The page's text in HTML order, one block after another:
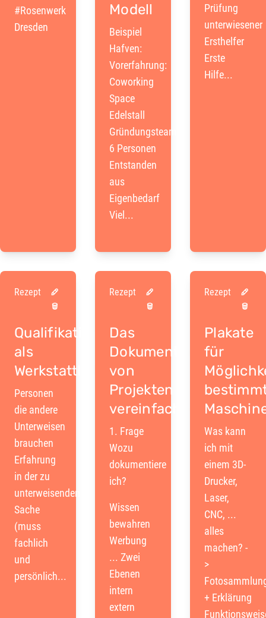
#Rosenwerk
Dresden
Modell
Beispiel
Hafven:
Vorerfahrung:
Coworking
Space
Edelstall
Gründungsteam
6 Personen
Entstanden
aus
Eigenbedarf
Viel...
Prüfung
unterwiesener
Ersthelfer
Erste
Hilfe...
Rezept
Qualifikationen
als
Werkstattleiter
Personen
die andere
Unterweisen
brauchen
Erfahrung
in der zu
unterweisenden
Sache
(muss
fachlich
und
persönlich...
Rezept
Das
Dokumentieren
von
Projekten
vereinfachen
1. Frage
Wozu
dokumentiere
ich?
Wissen
bewahren
Werbung
... Zwei
Ebenen
intern
extern
Rezept
Plakate
für
Was kann
ich mit
einem 3D-
Drucker,
Laser,
CNC, ...
alles
machen? -
>
+ Erklärung